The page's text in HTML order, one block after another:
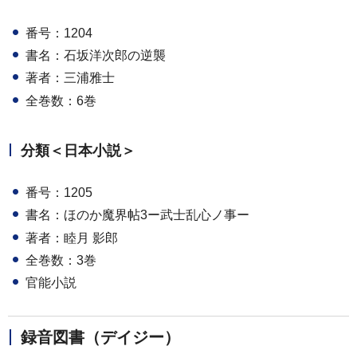
番号：1204
書名：石坂洋次郎の逆襲
著者：三浦雅士
全巻数：6巻
分類＜日本小説＞
番号：1205
書名：ほのか魔界帖3ー武士乱心ノ事ー
著者：睦月 影郎
全巻数：3巻
官能小説
録音図書（デイジー）